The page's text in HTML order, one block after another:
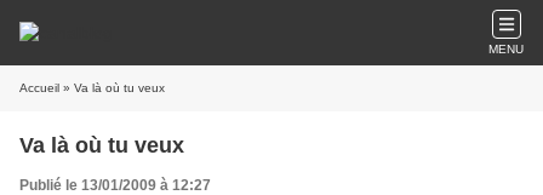
MENU
Accueil » Va là où tu veux
Va là où tu veux
Publié le 13/01/2009 à 12:27